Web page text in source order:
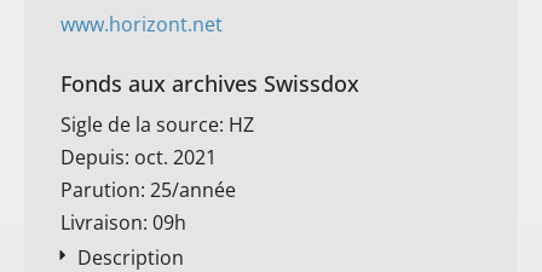
www.horizont.net
Fonds aux archives Swissdox
Sigle de la source: HZ
Depuis: oct. 2021
Parution: 25/année
Livraison: 09h
Description